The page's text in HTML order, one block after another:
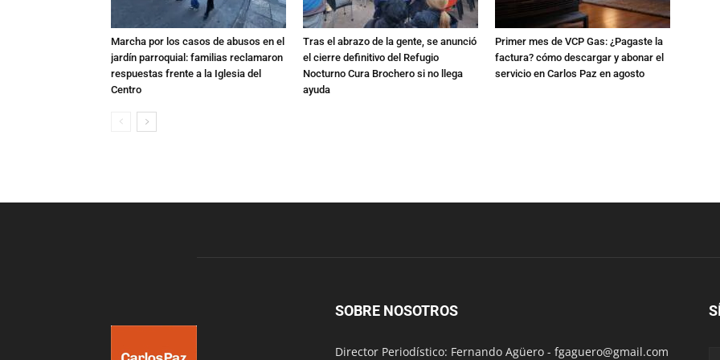
Marcha por los casos de abusos en el
jardín parroquial: familias reclamaron
respuestas frente a la Iglesia del
Centro
Tras el abrazo de la gente, se anunció
el cierre definitivo del Refugio
Nocturno Cura Brochero si no llega
ayuda
Primer mes de VCP Gas: ¿Pagaste la
factura? cómo descargar y abonar el
servicio en Carlos Paz en agosto
SOBRE NOSOTROS
Director Periodístico: Fernando Agüero - fgaguero@gmail.com